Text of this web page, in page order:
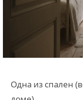
Одна из спален